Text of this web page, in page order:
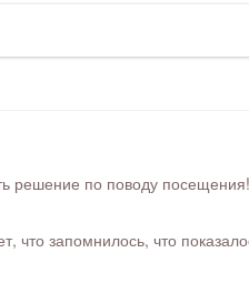
по поводу посещения!
что запомнилось, что